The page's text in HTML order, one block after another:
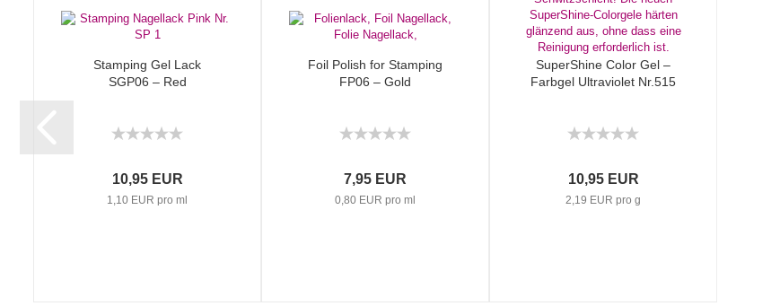
Stamping Gel Lack
SGP06 – Red
10,95 EUR
1,10 EUR pro ml
Foil Polish for Stamping
FP06 – Gold
7,95 EUR
0,80 EUR pro ml
SuperShine Color Gel –
Farbgel Ultraviolet Nr.515
10,95 EUR
2,19 EUR pro g